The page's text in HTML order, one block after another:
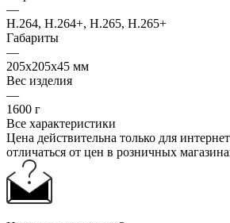
—
H.264, H.264+, H.265, H.265+
Габариты
—
205x205x45 мм
Вес изделия
—
1600 г
Все характеристики
Цена действительна только для
отличаться от цен в розничных